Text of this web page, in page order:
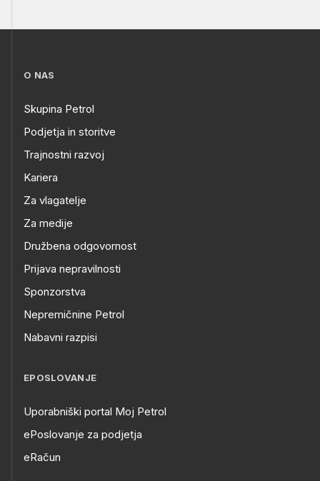
O NAS
Skupina Petrol
Podjetja in storitve
Trajnostni razvoj
Kariera
Za vlagatelje
Za medije
Družbena odgovornost
Prijava nepravilnosti
Sponzorstva
Nepremičnine Petrol
Nabavni razpisi
EPOSLOVANJE
Uporabniški portal Moj Petrol
ePoslovanje za podjetja
eRačun